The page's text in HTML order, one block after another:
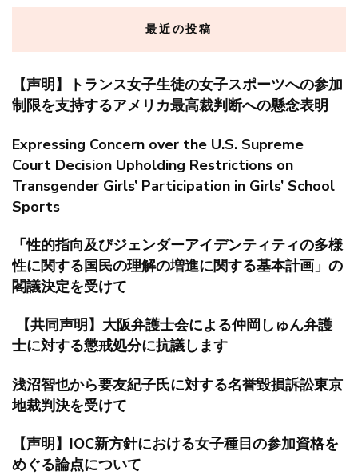
最近の投稿
【声明】トランス女子生徒の女子スポーツへの参加
制限を支持するアメリカ最高裁判断への懸念表明
Expressing Concern over the U.S. Supreme
Court Decision Upholding Restrictions on
Transgender Girls’ Participation in Girls’ School
Sports
「性的指向及びジェンダーアイデンティティの多様
性に関する国民の理解の増進に関する基本計画」の
閣議決定を受けて
【共同声明】大阪弁護士会による仲岡しゅん弁護
士に対する懲戒処分に抗議します
浅沼智也から要友紀子氏に対する名誉毀損訴訟東京
地裁判決を受けて
【声明】IOC新方針における女子種目の参加資格を
めぐる論点について